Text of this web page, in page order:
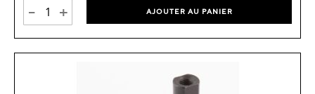
- + AJOUTER AU PANIER